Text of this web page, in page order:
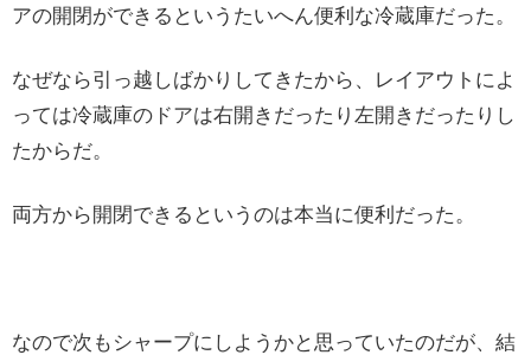
アの開閉ができるというたいへん便利な冷蔵庫だった。
なぜなら引っ越しばかりしてきたから、レイアウトによ
っては冷蔵庫のドアは右開きだったり左開きだったりし
たからだ。
両方から開閉できるというのは本当に便利だった。
なので次もシャープにしようかと思っていたのだが、結